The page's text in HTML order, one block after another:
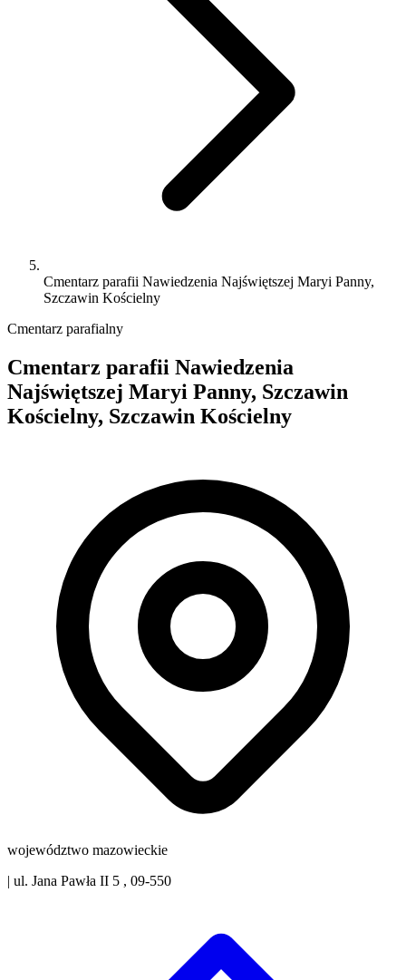
Cmentarz parafii Nawiedzenia Najświętszej Maryi Panny,
Szczawin Kościelny
Cmentarz parafialny
Cmentarz parafii Nawiedzenia
Najświętszej Maryi Panny, Szczawin
Kościelny, Szczawin Kościelny
województwo mazowieckie
| ul. Jana Pawła II 5 , 09-550